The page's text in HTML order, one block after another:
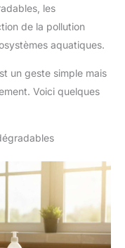
les
de la pollution
aquatiques.
un geste simple mais
Voici quelques